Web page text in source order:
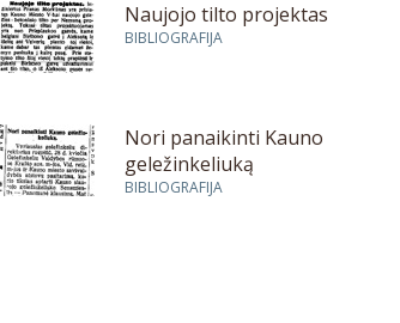
Naujojo tilto projektas
BIBLIOGRAFIJA
Nori panaikinti Kauno
geležinkeliuką
BIBLIOGRAFIJA